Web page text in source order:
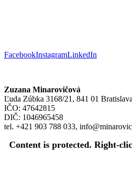
FacebookInstagramLinkedIn
Zuzana Minarovičová
Ľuda Zúbka 3168/21, 841 01
IČO: 47642815
DIČ: 1046965458
tel. +421 903 788 033,
Content is protected. Right-